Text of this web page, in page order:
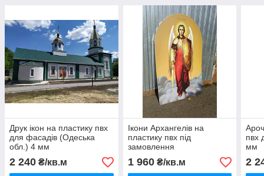
Друк ікон на пластику пвх
для фасадів (Одеська
обл.) 4 мм
2 240 ₴/кв.м
Ікони Архангелів на
пластику пвх під
замовлення
1 960₴/кв.м
пвх
мм
2